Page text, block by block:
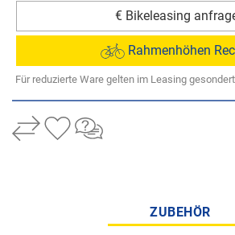
€ Bikeleasing
Rahmenhöhen
Für reduzierte Ware gelten im Leasing
ZUBEHÖR